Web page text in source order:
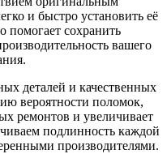
и быстро установить её
помогает сохранить
вашего
деталей и качественных
вероятности поломок,
ремонтов и увеличивает
подлинность каждой
производителями.